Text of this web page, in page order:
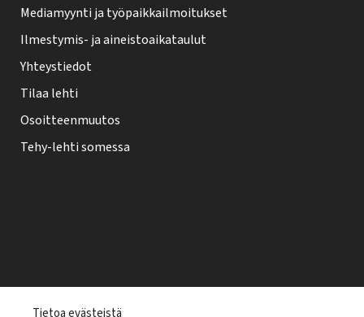
Mediamyynti ja työpaikkailmoitukset
Ilmestymis- ja aineistoaikataulut
Yhteystiedot
Tilaa lehti
Osoitteenmuutos
Tehy-lehti somessa
Tietoa evästeistä